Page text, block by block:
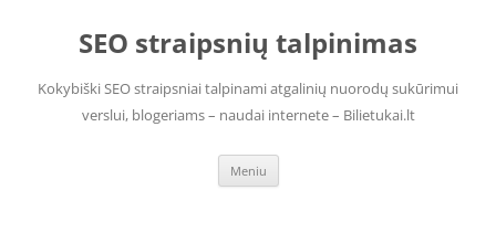
SEO straipsnių talpinimas
Kokybiški SEO straipsniai talpinami atgalinių nuorodų sukūrimui
verslui, blogeriams – naudai internete – Bilietukai.lt
Meniu